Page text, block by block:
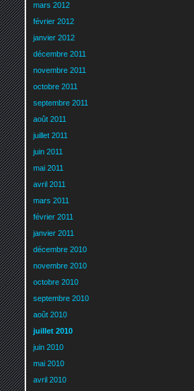
mars 2012
février 2012
janvier 2012
décembre 2011
novembre 2011
octobre 2011
septembre 2011
août 2011
juillet 2011
juin 2011
mai 2011
avril 2011
mars 2011
février 2011
janvier 2011
décembre 2010
novembre 2010
octobre 2010
septembre 2010
août 2010
juillet 2010
juin 2010
mai 2010
avril 2010